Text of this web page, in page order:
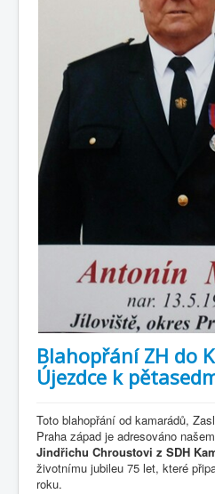
Blahopřání ZH do
Újezdce k
Toto blahopřání od kamarádů,
Praha západ je adresováno
Jindřichu Chroustovi z SDH
životnímu jubileu 75 let, které
roku.